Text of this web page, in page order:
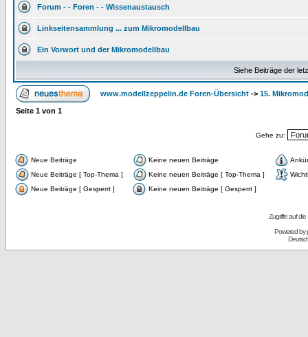
Forum - - Foren - - Wissenaustausch
Linkseitensammlung ... zum Mikromodellbau
Ein Vorwort und der Mikromodellbau
Siehe Beiträge der
www.modellzeppelin.de Foren-Übersicht -> 15.
Seite 1 von 1
Gehe zu:
Neue Beiträge Keine neuen Beiträge
Neue Beiträge [ Top-Thema ]
Keine neuen Beiträge [ Top-Thema ]
Neue Beiträge [ Gesperrt ]
Keine neuen Beiträge [ Gesperrt ]
Zugriffe auf
Powered by